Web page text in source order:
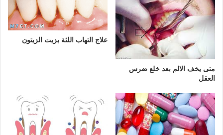
متى يخف الالم بعد خلع ضرس
العقل
علاج التهاب اللثة بزيت الزيتون